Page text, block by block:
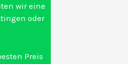
wir eine
oder
Preis